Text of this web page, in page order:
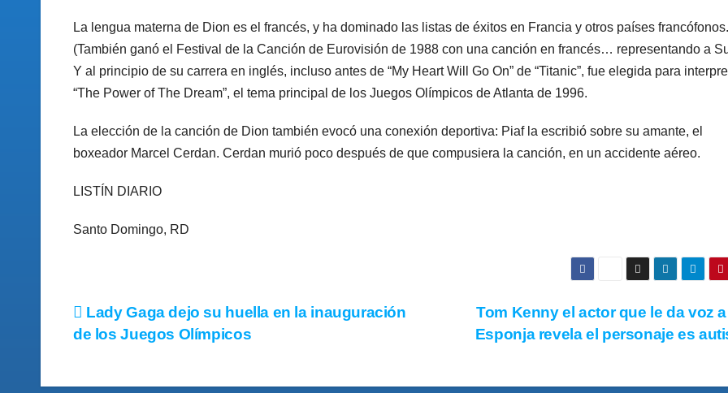
La lengua materna de Dion es el francés, y ha dominado las listas de éxitos en Francia y otros países francófonos.
(También ganó el Festival de la Canción de Eurovisión de 1988 con una canción en francés… representando a
Y al principio de su carrera en inglés, incluso antes de “My Heart Will Go On” de “Titanic”, fue elegida para
“The Power of The Dream”, el tema principal de los Juegos Olímpicos de Atlanta de 1996.
La elección de la canción de Dion también evocó una conexión deportiva: Piaf la escribió sobre su amante, el
boxeador Marcel Cerdan. Cerdan murió poco después de que compusiera la canción, en un accidente aéreo.
LISTÍN DIARIO
Santo Domingo, RD
Tom Kenny el actor que le da voz
Esponja revela el personaje es
Lady Gaga dejo su huella en la inauguración
de los Juegos Olímpicos